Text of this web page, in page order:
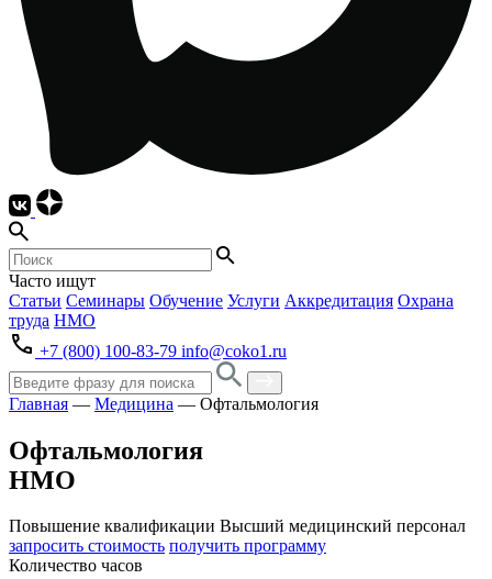
Часто ищут
Статьи Семинары Обучение Услуги Аккредитация Охрана
труда НМО
+7 (800) 100-83-79 info@coko1.ru
Главная — Медицина — Офтальмология
Офтальмология
НМО
Повышение квалификации Высший медицинский персонал
запросить стоимость получить программу
Количество часов